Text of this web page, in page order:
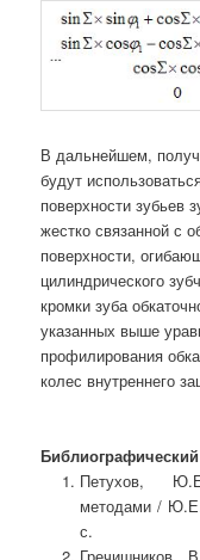
В дальнейшем,
будут
поверхности зубьев
жестко связанной с
поверхности,
цилиндрического
кромки зуба
указанных выше
профилирования
колес внутреннего
Петухов,
методами /
с.